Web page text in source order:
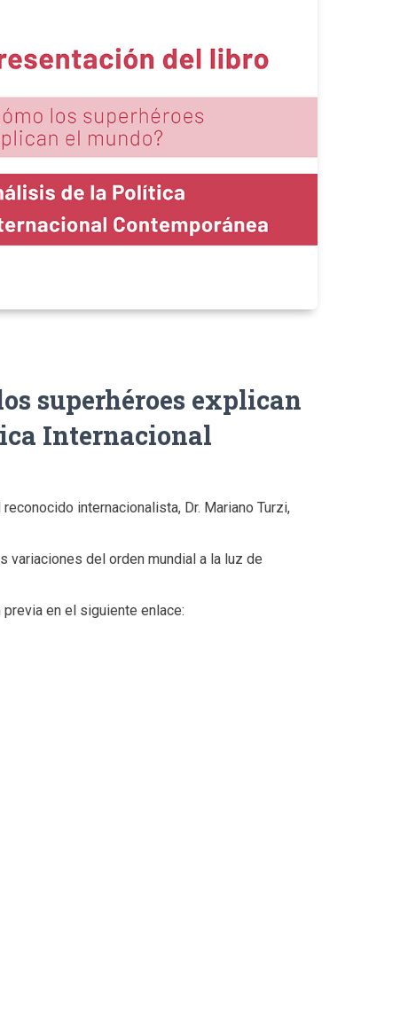
superhéroes explican
Internacional
internacionalista, Dr. Mariano Turzi,
variaciones del orden mundial a la luz de
en el siguiente enlace: